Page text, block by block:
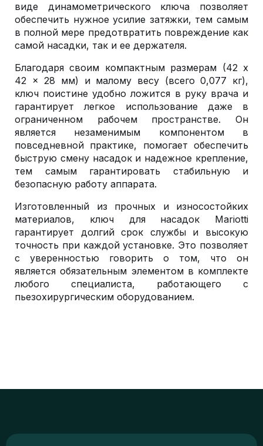
виде динамометрического ключа позволяет
обеспечить нужное усилие затяжки, тем самым
в полной мере предотвратить повреждение как
самой насадки, так и ее держателя.
Благодаря своим компактным размерам (42 x
42 x 28 мм) и малому весу (всего 0,077 кг),
ключ поистине удобно ложится в руку врача и
гарантирует легкое использование даже в
ограниченном рабочем пространстве. Он
является незаменимым компонентом в
повседневной практике, помогает обеспечить
быструю смену насадок и надежное крепление,
тем самым гарантировать стабильную и
безопасную работу аппарата.
Изготовленный из прочных и износостойких
материалов, ключ для насадок Mariotti
гарантирует долгий срок службы и высокую
точность при каждой установке. Это позволяет
с уверенностью говорить о том, что он
является обязательным элементом в комплекте
любого специалиста, работающего с
пьезохирургическим оборудованием.